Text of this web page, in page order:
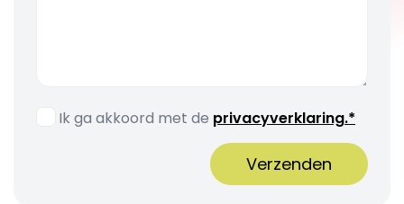
Ik ga akkoord met de privacyverklaring.*
Verzenden